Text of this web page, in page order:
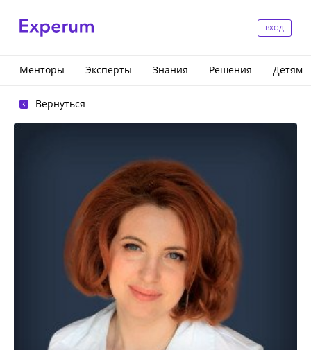
ВХОД
Менторы Эксперты Знания Решения Детям
Вернуться